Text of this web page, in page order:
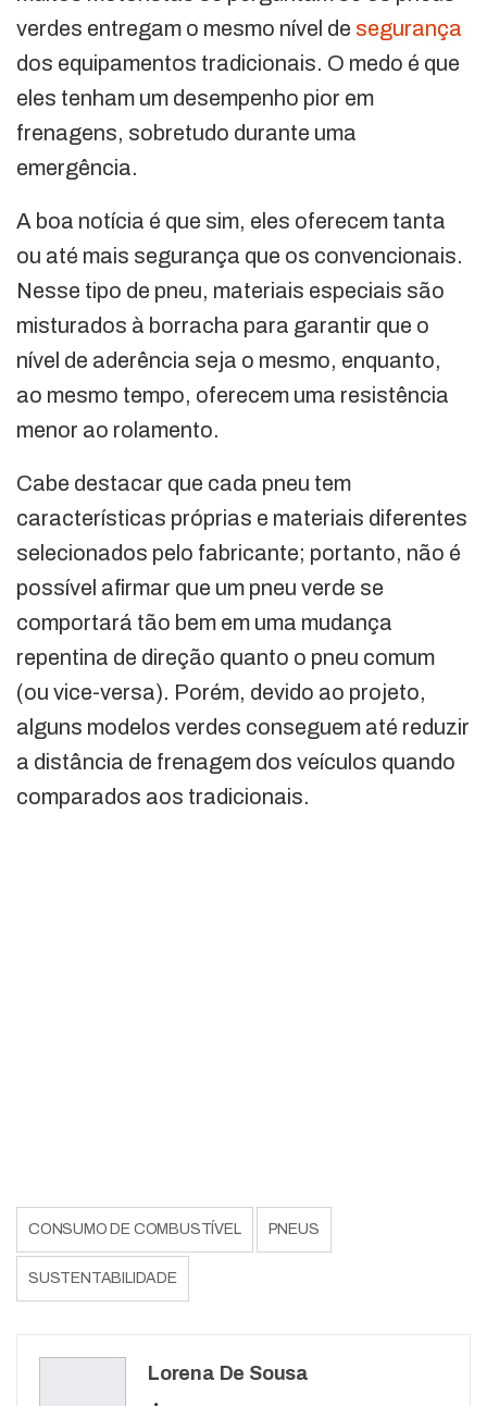
verdes entregam o mesmo nível de segurança
dos equipamentos tradicionais. O medo é que
eles tenham um desempenho pior em
frenagens, sobretudo durante uma
emergência.
A boa notícia é que sim, eles oferecem tanta
ou até mais segurança que os convencionais.
Nesse tipo de pneu, materiais especiais são
misturados à borracha para garantir que o
nível de aderência seja o mesmo, enquanto,
ao mesmo tempo, oferecem uma resistência
menor ao rolamento.
Cabe destacar que cada pneu tem
características próprias e materiais diferentes
selecionados pelo fabricante; portanto, não é
possível afirmar que um pneu verde se
comportará tão bem em uma mudança
repentina de direção quanto o pneu comum
(ou vice-versa). Porém, devido ao projeto,
alguns modelos verdes conseguem até reduzir
a distância de frenagem dos veículos quando
comparados aos tradicionais.
CONSUMO DE COMBUSTÍVEL PNEUS
SUSTENTABILIDADE
Lorena De Sousa